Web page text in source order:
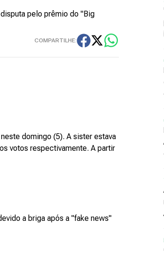
pelo prêmio do "Big
COMPARTILHE:
neste domingo (5). A sister estava
votos respectivamente. A partir
a briga após a "fake news"